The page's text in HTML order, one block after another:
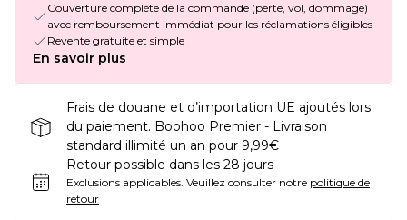
Couverture complète de la commande (perte, vol, dommage)
avec remboursement immédiat pour les réclamations éligibles
Revente gratuite et simple
En savoir plus
Frais de douane et d’importation UE ajoutés lors
du paiement. Boohoo Premier - Livraison
standard illimité un an pour 9,99€
Retour possible dans les 28 jours
Exclusions applicables. Veuillez consulter notre politique de
retour